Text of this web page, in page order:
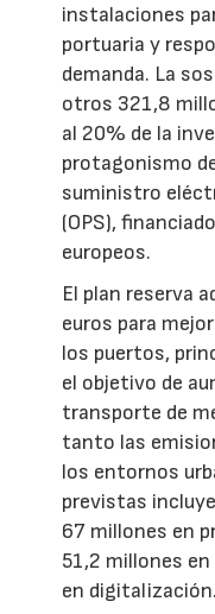
instalaciones
portuaria y
demanda. La
otros 321,8
al 20% de la
protagonismo
suministro
(OPS),
europeos.
El plan reserva
euros para
los puertos,
el objetivo de
transporte de
tanto las
los entornos
previstas
67 millones en
51,2 millones
en digitalización.